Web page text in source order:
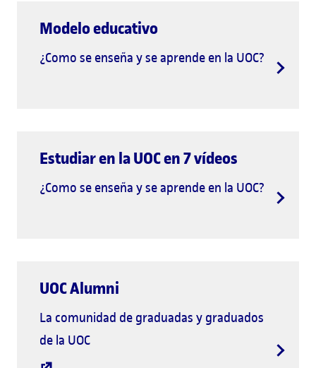
Modelo educativo
¿Como se enseña y se aprende en la UOC?
Estudiar en la UOC en 7 vídeos
¿Como se enseña y se aprende en la UOC?
UOC Alumni
La comunidad de graduadas y graduados
de la UOC